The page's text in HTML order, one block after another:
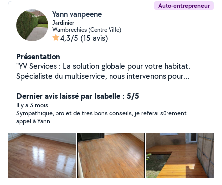
Auto-entrepreneur
Yann vanpeene
Jardinier
Wambrechies (Centre Ville)
4,3/5 (15 avis)
Présentation
"YV Services : La solution globale pour votre habitat.
Spécialiste du multiservice, nous intervenons pour
peinture et le petit bricolage. Notre engagement : une
intervention rapide et un résultat impeccable pour vous
simplifier la vie au quotidien."
Dernier avis laissé par Isabelle : 5/5
Il y a 3 mois
Sympathique, pro et de tres bons conseils, je referai sûrement
appel à Yann.